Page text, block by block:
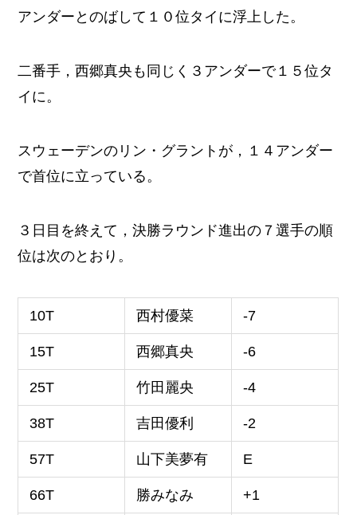
アンダーとのばして１０位タイに浮上した。
二番手，西郷真央も同じく３アンダーで１５位タ
イに。
スウェーデンのリン・グラントが，１４アンダー
で首位に立っている。
３日目を終えて，決勝ラウンド進出の７選手の順
位は次のとおり。
10T 西村優菜 -7
15T 西郷真央 -6
25T 竹田麗央 -4
38T 吉田優利 -2
57T 山下美夢有 E
66T 勝みなみ +1